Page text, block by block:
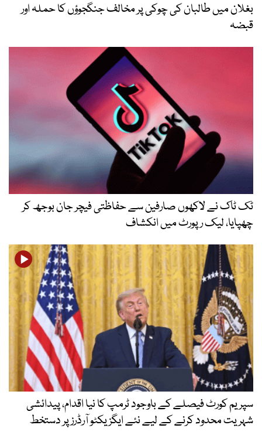
بغلان میں طالبان کی چوکی پر مخالف جنگجوؤں کا حملہ اور
قبضہ
ٹک ٹاک نے لاکھوں صارفین سے حفاظتی فیچر جان بوجھ کر
چھپایا، لیک رپورٹ میں انکشاف
سپریم کورٹ فیصلے کے باوجود ٹرمپ کا نیا اقدام، پیدائشی
شہریت محدود کرنے کے لیے نئے ایگزیکٹو آرڈرز پر دستخط